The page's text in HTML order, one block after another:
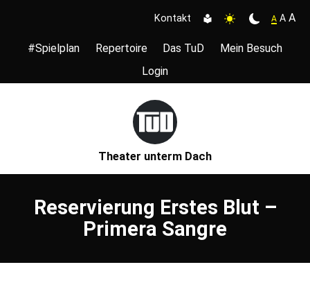
Kontakt A A A
#Spielplan Repertoire Das TuD
Mein Besuch
Login
Theater unterm Dach
Reservierung Erstes Blut –
Primera Sangre